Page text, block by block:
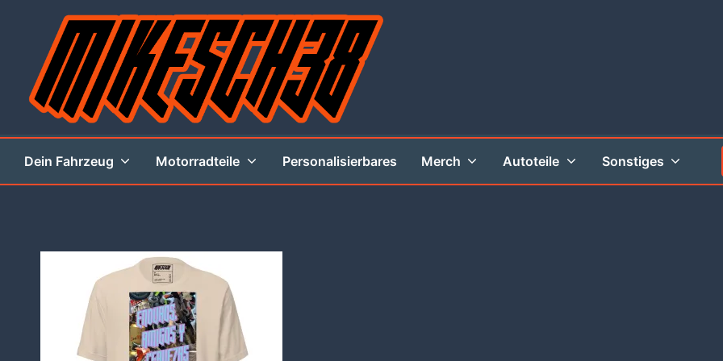
springen
MIKESCH38
Dein Fahrzeug Motorradteile Personalisierbares Merch Autoteile Sonstiges